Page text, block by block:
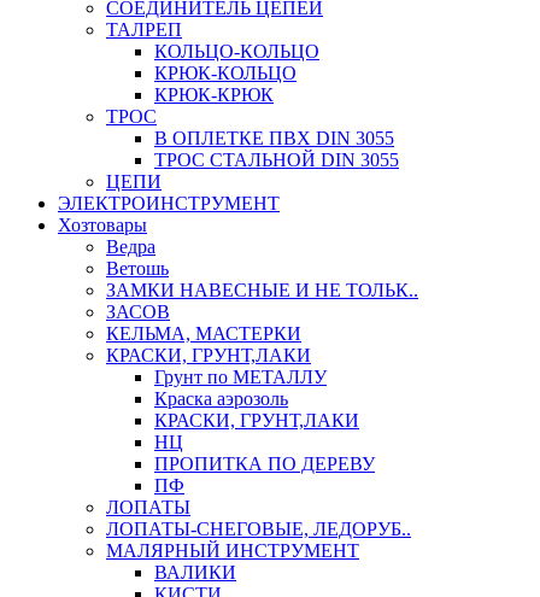
СОЕДИНИТЕЛЬ ЦЕПЕЙ
ТАЛРЕП
КОЛЬЦО-КОЛЬЦО
КРЮК-КОЛЬЦО
КРЮК-КРЮК
ТРОС
В ОПЛЕТКЕ ПВХ DIN 3055
ТРОС СТАЛЬНОЙ DIN 3055
ЦЕПИ
ЭЛЕКТРОИНСТРУМЕНТ
Хозтовары
Ведра
Ветошь
ЗАМКИ НАВЕСНЫЕ И НЕ ТОЛЬК..
ЗАСОВ
КЕЛЬМА, МАСТЕРКИ
КРАСКИ, ГРУНТ,ЛАКИ
Грунт по МЕТАЛЛУ
Краска аэрозоль
КРАСКИ, ГРУНТ,ЛАКИ
НЦ
ПРОПИТКА ПО ДЕРЕВУ
ПФ
ЛОПАТЫ
ЛОПАТЫ-СНЕГОВЫЕ, ЛЕДОРУБ..
МАЛЯРНЫЙ ИНСТРУМЕНТ
ВАЛИКИ